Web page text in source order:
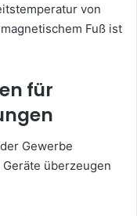
von
Fuß ist
für
Gewerbe
überzeugen